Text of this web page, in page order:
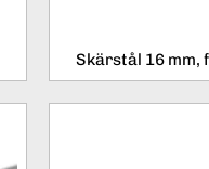
Skärstål 16 mm,